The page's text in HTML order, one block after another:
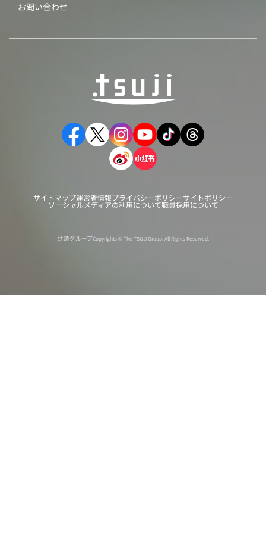
お問い合わせ
サイトマップ運営者情報プライバシーポリシーサイトポリシー
ソーシャルメディアの利用について職員採用について
辻調グループCopyrights © The TSUJI Group. All Rights Reserved.